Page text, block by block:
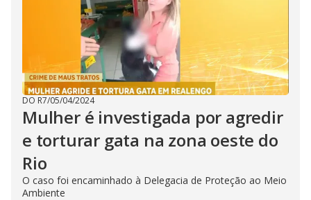
DO R7/05/04/2024
Mulher é investigada por agredir
e torturar gata na zona oeste do
Rio
O caso foi encaminhado à Delegacia de Proteção ao Meio
Ambiente